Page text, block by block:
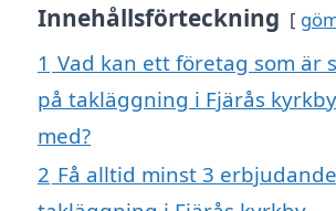
Innehållsförteckning
1 Vad kan ett företag som är
på takläggning i Fjärås
med?
2 Få alltid minst 3